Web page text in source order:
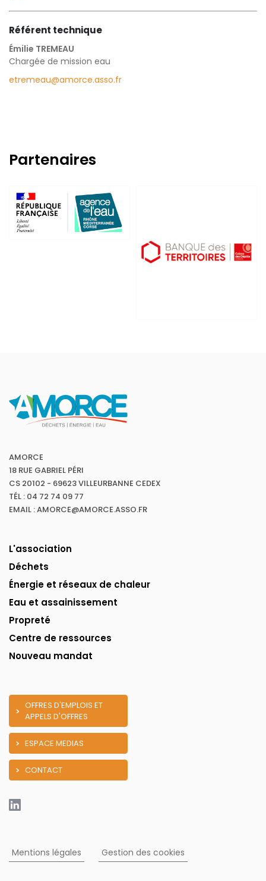
Référent technique
Émilie TREMEAU
Chargée de mission eau
etremeau@amorce.asso.fr
Partenaires
AMORCE
18 RUE GABRIEL PÉRI
CS 20102 - 69623 VILLEURBANNE CEDEX
TÉL : 04 72 74 09 77
EMAIL : AMORCE@AMORCE.ASSO.FR
L'association
Déchets
Énergie et réseaux de chaleur
Eau et assainissement
Propreté
Centre de ressources
Nouveau mandat
OFFRES D'EMPLOIS ET
APPELS D'OFFRES
ESPACE MEDIAS
CONTACT
Mentions légales Gestion des cookies